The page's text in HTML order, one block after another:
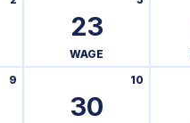
23
WAGE
9
30
10